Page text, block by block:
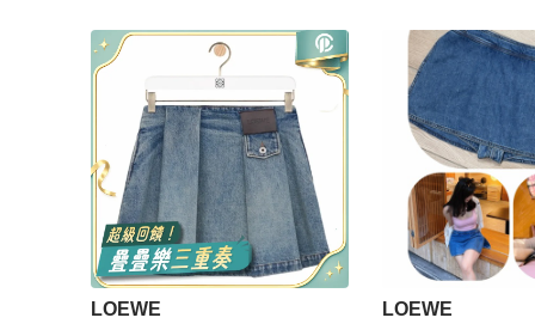
更多相似LOEWE女裝推薦精品
LOEWE LOEWE